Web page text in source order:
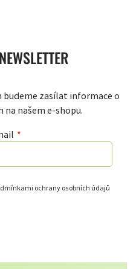
budeme zasílat informace o
na našem e-shopu.
ochrany osobních údajů